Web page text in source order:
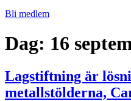
Bli medlem
Dag: 16
Lagstiftning är
metallstölderna,